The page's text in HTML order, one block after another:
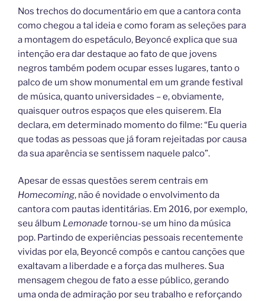
Nos trechos do documentário em que a cantora conta
como chegou a tal ideia e como foram as seleções para
a montagem do espetáculo, Beyoncé explica que sua
intenção era dar destaque ao fato de que jovens
negros também podem ocupar esses lugares, tanto o
palco de um show monumental em um grande festival
de música, quanto universidades – e, obviamente,
quaisquer outros espaços que eles quiserem. Ela
declara, em determinado momento do filme: “Eu queria
que todas as pessoas que já foram rejeitadas por causa
da sua aparência se sentissem naquele palco”.
Apesar de essas questões serem centrais em
Homecoming, não é novidade o envolvimento da
cantora com pautas identitárias. Em 2016, por exemplo,
seu álbum Lemonadetornou-se um hino da música
pop. Partindo de experiências pessoais recentemente
vividas por ela, Beyoncé compôs e cantou canções que
exaltavam a liberdade e a força das mulheres. Sua
mensagem chegou de fato a esse público, gerando
uma onda de admiração por seu trabalho e reforçando